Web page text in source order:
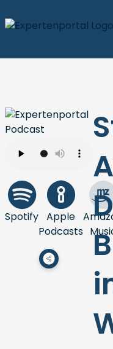
Spotify Apple
Podcasts